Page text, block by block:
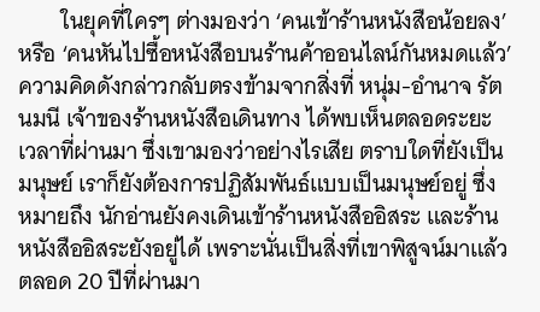
ในยุคที่ใครๆ ต่างมองว่า ‘คนเข้าร้านหนังสือน้อยลง’
หรือ ‘คนหันไปซื้อหนังสือบนร้านค้าออนไลน์กันหมดแล้ว’
ความคิดดังกล่าวกลับตรงข้ามจากสิ่งที่ หนุ่ม-อำนาจ รัต
นมนี เจ้าของร้านหนังสือเดินทาง ได้พบเห็นตลอดระยะ
เวลาที่ผ่านมา ซึ่งเขามองว่าอย่างไรเสีย ตราบใดที่ยังเป็น
มนุษย์ เราก็ยังต้องการปฏิสัมพันธ์แบบเป็นมนุษย์อยู่ ซึ่ง
หมายถึง นักอ่านยังคงเดินเข้าร้านหนังสืออิสระ และร้าน
หนังสืออิสระยังอยู่ได้ เพราะนั่นเป็นสิ่งที่เขาพิสูจน์มาแล้ว
ตลอด 20 ปีที่ผ่านมา